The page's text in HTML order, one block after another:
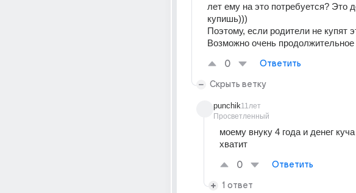
лет ему на это потребуется? Это
купишь)))
Поэтому, если родители не купят
Возможно очень
0 Ответить
Скрыть ветку
punchik
Просветленный
11лет
моему внуку 4 года и денег
хватит
0 Ответить
1 ответ